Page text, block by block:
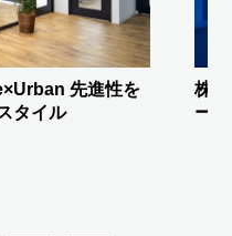
驚きをつくる”ステ
”と間接照明